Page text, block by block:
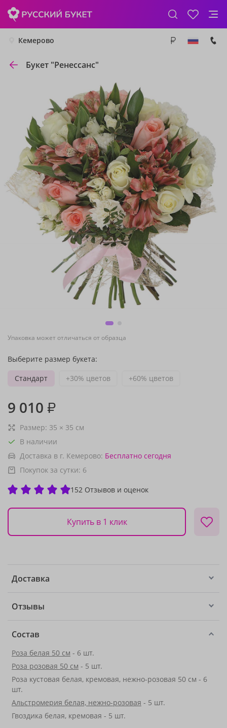
Кемерово
Букет "Ренессанс"
Упаковка может отличаться от образца
Выберите размер букета:
Стандарт
+30% цветов +60% цветов
9 010 ₽
Размер: 35 × 35 см
В наличии
Доставка в г. Кемерово: Бесплатно сегодня
Покупок за сутки: 6
152 Отзывов и оценок
Купить в 1 клик
Доставка
Отзывы
Состав
Роза белая 50 см - 6 шт.
Роза розовая 50 см - 5 шт.
Роза кустовая белая, кремовая, нежно-розовая 50 см - 6
шт.
Альстромерия белая, нежно-розовая - 5 шт.
Гвоздика белая, кремовая - 5 шт.